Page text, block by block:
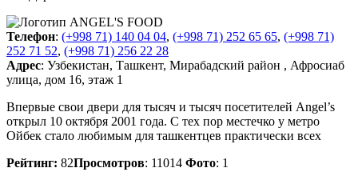
Телефон: (+998 71) 140 04 04, (+998 71) 252 65 65, (+998 71)
252 71 52, (+998 71) 256 22 28
Адрес: Узбекистан, Ташкент, Мирабадский район , Афросиаб
улица, дом 16, этаж 1
Впервые свои двери для тысяч и тысяч посетителей Angel’s
открыл 10 октября 2001 года. С тех пор местечко у метро
Ойбек стало любимым для ташкентцев практически всех
Рейтинг: 82Просмотров: 11014 Фото: 1